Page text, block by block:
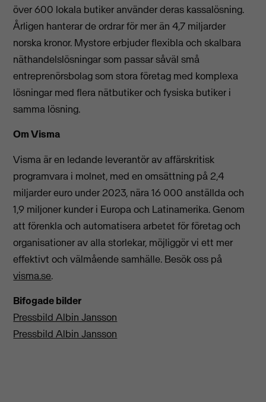
över 600 lokala butiker använder deras kassalösning.
Årligen hanterar de ordrar för mer än 4,7 miljarder
norska kronor. Mystore erbjuder flexibla och skalbara
näthandelslösningar som passar såväl små
entreprenörsbolag som stora företag med komplexa
lösningar med flera nätbutiker och fysiska butiker i
samma lösning.
Om Visma
Visma är en ledande leverantör av affärskritisk
programvara i molnet, med en omsättning på 2,4
miljarder euro under 2023, nära 16 000 anställda och
1,9 miljoner kunder i Europa och Latinamerika. Genom
att förenkla och automatisera arbetet för företag och
organisationer av alla storlekar, möjliggör vi ett mer
effektivt och välmående samhälle. Besök oss på
visma.se.
Bifogade bilder
Pressbild Albin Jansson
Pressbild Albin Jansson